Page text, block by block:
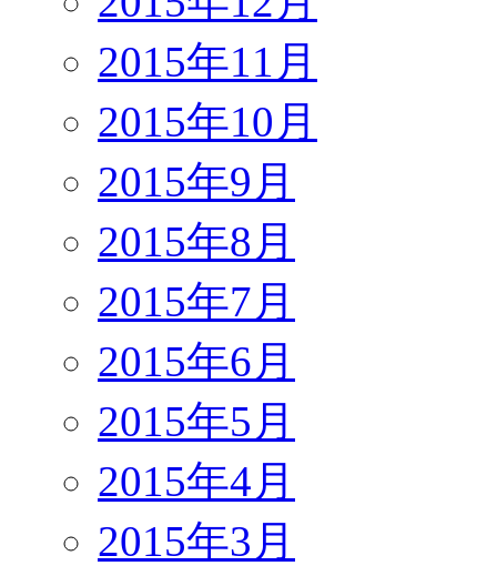
2015年11月
2015年10月
2015年9月
2015年8月
2015年7月
2015年6月
2015年5月
2015年4月
2015年3月